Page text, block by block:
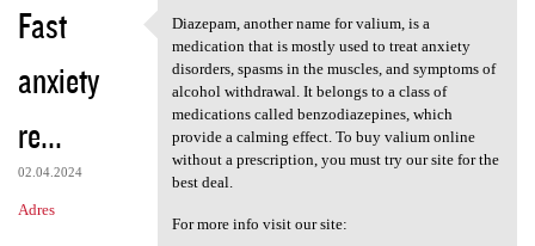
a
r
z
Fast
anxiety
re...
02.04.2024
Adres
Diazepam, another name for
Diazepam, another name for valium, is a
medication that is mostly used to treat anxiety
disorders, spasms in the muscles, and symptoms of
alcohol withdrawal. It belongs to a class of
medications called benzodiazepines, which
provide a calming effect. To buy valium online
without a prescription, you must try our site for the
best deal.
For more info visit our site: